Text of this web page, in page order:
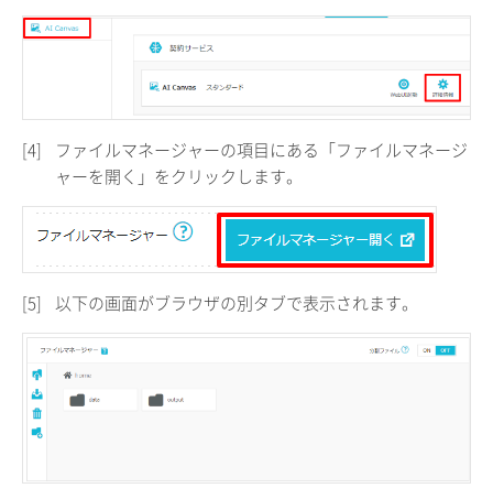
[4]
ファイルマネージャーの項目にある「ファイルマネージ
ャーを開く」をクリックします。
[5] 以下の画面がブラウザの別タブで表示されます。